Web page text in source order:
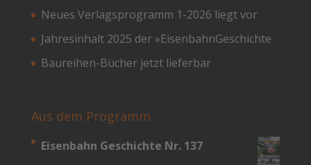
Neues Verlagsprogramm 1-2026 liegt vor
Jahresinhalt 2025 der »EisenbahnGeschichte
Baureihen-Bücher jetzt lieferbar
Aus dem Programm
Eisenbahn Geschichte Nr. 137